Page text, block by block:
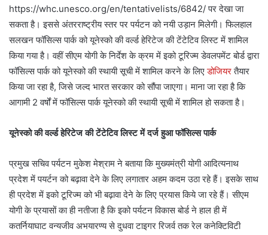
https://whc.unesco.org/en/tentativelists/6842/ पर देखा जा
सकता है। इससे अंतरराष्ट्रीय स्तर पर पर्यटन को नयी उड़ान मिलेगी। फिलहाल
सलखन फॉसिल्स पार्क को यूनेस्को की वर्ल्ड हेरिटेज की टेंटेटिव लिस्ट में शामिल
किया गया है। वहीं सीएम योगी के निर्देश के क्रम में इको टूरिज्म डेवलपमेंट बोर्ड द्वारा
फॉसिल्स पार्क को यूनेस्को की स्थायी सूची में शामिल करने के लिएडोजियरतैयार
किया जा रहा है, जिसे जल्द भारत सरकार को सौंपा जाएगा। माना जा रहा है कि
आगामी 2 वर्षों में फॉसिल्स पार्क यूनेस्को की स्थायी सूची में शामिल हो सकता है।
यूनेस्को की वर्ल्ड हेरिटेज की टेंटेटिव लिस्ट में दर्ज हुआ फॉसिल्स पार्क
प्रमुख सचिव पर्यटन मुकेश मेश्राम ने बताया कि मुख्यमंत्री योगी आदित्यनाथ
प्रदेश में पयर्टन को बढ़ावा देने के लिए लगातार अहम कदम उठा रहे हैं। इसके साथ
ही प्रदेश में इको टूरिज्म को भी बढ़ावा देने के लिए प्रयास किये जा रहे हैं। सीएम
योगी के प्रयासों का ही नतीजा है कि इको पर्यटन विकास बोर्ड ने हाल ही में
कतर्नियाघाट वन्यजीव अभयारण्य से दुधवा टाइगर रिजर्व तक रेल कनेक्टिविटी